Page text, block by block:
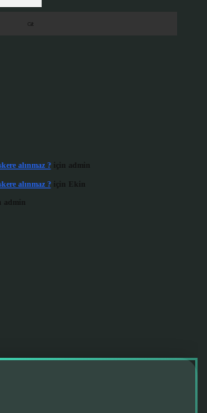
alınmaz ?için admin
alınmaz ?için Ekin
admin